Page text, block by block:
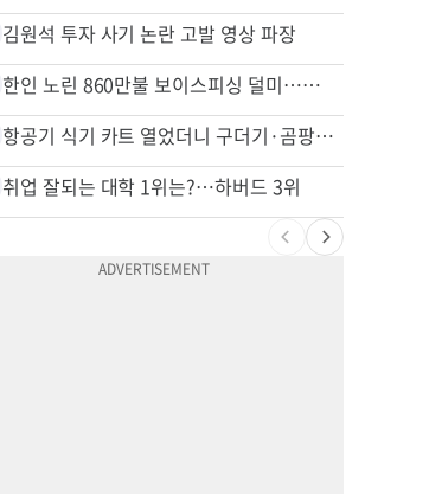
김원석 투자 사기 논란 고발 영상 파장
한인 노린 860만불 보이스피싱 덜미…영사관·한국 검찰 사칭
항공기 식기 카트 열었더니 구더기·곰팡이…LAX 기내식 업체 논란
취업 잘되는 대학 1위는?…하버드 3위